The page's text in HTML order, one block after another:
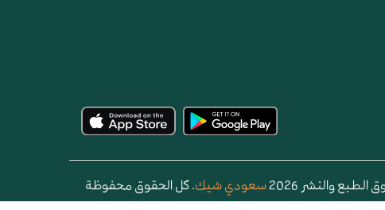
والنشر 2026 سعودي شيك. كل الحقوق محفوظة